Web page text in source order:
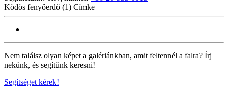
Ködös fenyőerdő (1) Címke
Nem találsz olyan képet a galériánkban, amit feltennél a falra? Írj
nekünk, és segítünk keresni!
Segítséget kérek!